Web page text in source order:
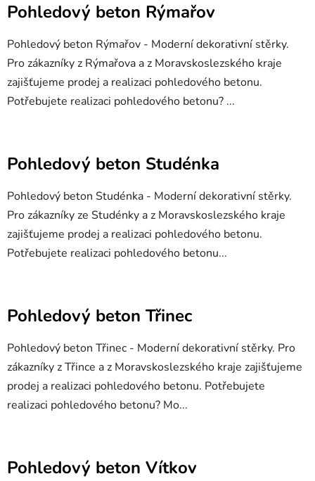
Pohledový beton Rýmařov
Pohledový beton Rýmařov - Moderní dekorativní stěrky.
Pro zákazníky z Rýmařova a z Moravskoslezského kraje
zajišťujeme prodej a realizaci pohledového betonu.
Potřebujete realizaci pohledového betonu? ...
Pohledový beton Studénka
Pohledový beton Studénka - Moderní dekorativní stěrky.
Pro zákazníky ze Studénky a z Moravskoslezského kraje
zajišťujeme prodej a realizaci pohledového betonu.
Potřebujete realizaci pohledového betonu...
Pohledový beton Třinec
Pohledový beton Třinec - Moderní dekorativní stěrky. Pro
zákazníky z Třince a z Moravskoslezského kraje zajišťujeme
prodej a realizaci pohledového betonu. Potřebujete
realizaci pohledového betonu? Mo...
Pohledový beton Vítkov